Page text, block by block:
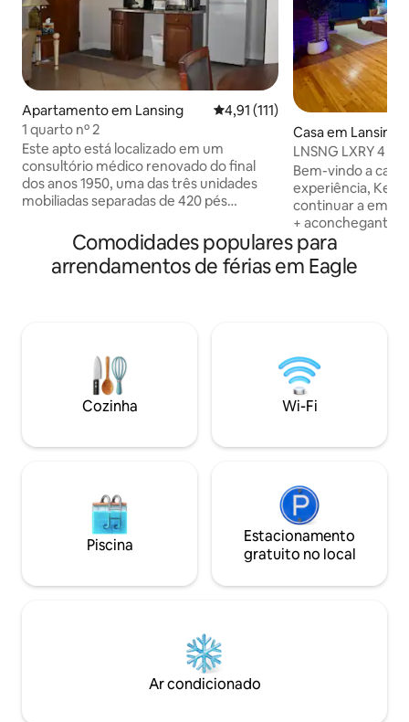
Apartamento em Lansing Classificação média de 4,91
4,91 (111)
1 quarto nº 2
Este apto está localizado em um
consultório médico renovado do final
dos anos 1950, uma das três unidades
mobiliadas separadas de 420 pés
área agradável de Lansing, a 5 minutos
de carro do centro da cidade e a 7
minutos da MSU. A distância a pé da
menos que seja obtida permissão prévia.
Quaisquer eventos sociais ou festas de
qualquer tipo são proibidos. Um
documento de identificação com foto
reserva
Casa em Lansing
LNSNG LXRY 4 |
hidromassagem
Bem-vindo a
experiência,
continuar a
+ aconchegante. Luzes que podem
definir uma vibe
botão. Verifique Incêndio a gás no
interior, fogueira.
chefs beijam-se?
hidromassagem
provavelmente
pesado. Mas o
parte da sua
Comodidades populares para
arrendamentos de férias em Eagle
Cozinha Wi-Fi
Piscina
Estacionamento
gratuito no local
Ar condicionado